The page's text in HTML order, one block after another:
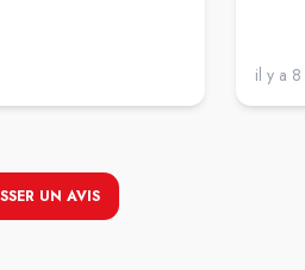
il y a
UN AVIS